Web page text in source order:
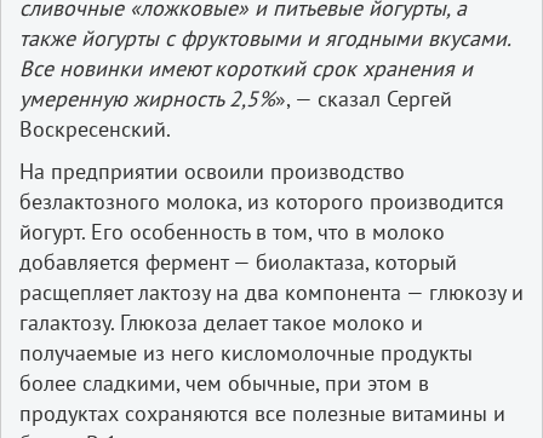
сливочные «ложковые» и питьевые йогурты, а
также йогурты с фруктовыми и ягодными вкусами.
Все новинки имеют короткий срок хранения и
умеренную жирность 2,5%», — сказал Сергей
Воскресенский.
На предприятии освоили производство
безлактозного молока, из которого производится
йогурт. Его особенность в том, что в молоко
добавляется фермент — биолактаза, который
расщепляет лактозу на два компонента — глюкозу и
галактозу. Глюкоза делает такое молоко и
получаемые из него кисломолочные продукты
более сладкими, чем обычные, при этом в
продуктах сохраняются все полезные витамины и